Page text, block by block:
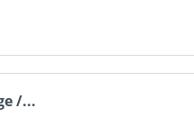
/...